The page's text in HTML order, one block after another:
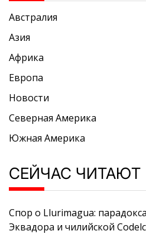
Австралия
Азия
Африка
Европа
Новости
Северная Америка
Южная Америка
СЕЙЧАС ЧИТАЮТ
Спор о Llurimagua:
Эквадора и чилийской